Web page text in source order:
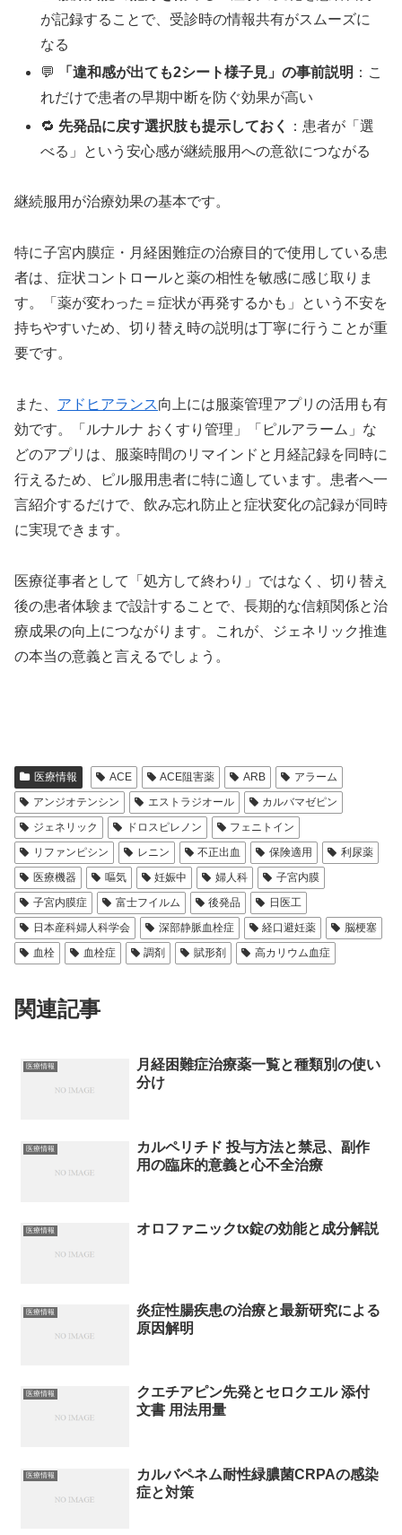
が記録することで、受診時の情報共有がスムーズに
なる
💬
「違和感が出ても2シート様子見」の事前説明 ：こ
れだけで患者の早期中断を防ぐ効果が高い
🔁 先発品に戻す選択肢も提示しておく
：患者が「選
べる」という安心感が継続服用への意欲につながる
継続服用が治療効果の基本です。
特に子宮内膜症・月経困難症の治療目的で使用している患
者は、症状コントロールと薬の相性を敏感に感じ取りま
す。「薬が変わった＝症状が再発するかも」という不安を
持ちやすいため、切り替え時の説明は丁寧に行うことが重
要です。
また、 アドヒアランス向上には服薬管理アプリの活用も有
効です。「ルナルナ おくすり管理」「ピルアラーム」な
どのアプリは、服薬時間のリマインドと月経記録を同時に
行えるため、ピル服用患者に特に適しています。患者へ一
言紹介するだけで、飲み忘れ防止と症状変化の記録が同時
に実現できます。
医療従事者として「処方して終わり」ではなく、切り替え
後の患者体験まで設計することで、長期的な信頼関係と治
療成果の向上につながります。これが、ジェネリック推進
の本当の意義と言えるでしょう。
医療情報 ACE ACE阻害薬 ARB
アラーム
アンジオテンシン
エストラジオール
カルバマゼピン
ジェネリック
ドロスピレノン
フェニトイン
リファンピシン
レニン 不正出血 保険適用
利尿薬
医療機器
嘔気 妊娠中 婦人科
子宮内膜
子宮内膜症
富士フイルム 後発品
日医工
日本産科婦人科学会
深部静脈血栓症 経口避妊薬
脳梗塞
血栓
血栓症 調剤 賦形剤 高カリウム血症
関連記事
医療情報
月経困難症治療薬一覧と種類別の使い
分け
医療情報
カルペリチド 投与方法と禁忌、副作
用の臨床的意義と心不全治療
医療情報 オロファニックtx錠の効能と成分解説
医療情報
炎症性腸疾患の治療と最新研究による
原因解明
医療情報
クエチアピン先発とセロクエル 添付
文書 用法用量
医療情報
カルバペネム耐性緑膿菌CRPAの感染
症と対策